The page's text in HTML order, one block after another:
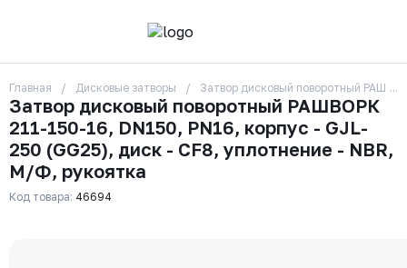
О компании
Контакты
Бренды
Отзывы
Сотрудники
Вакансии
Доставка
Главная Дисковые затворы Затвор дисковый поворотный
Затвор дисковый поворотный РАШВОРК
211-150-16, DN150, PN16, корпус - GJL-
250 (GG25), диск - CF8, уплотнение - NBR,
М/Ф, рукоятка
Код товара: 46694